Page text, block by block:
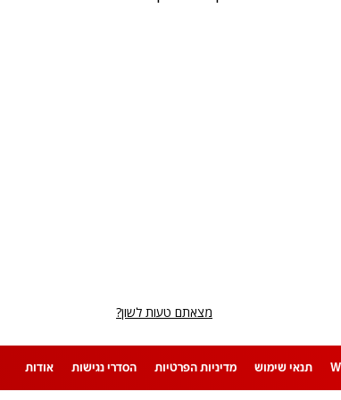
מצאתם טעות לשון?
תנאי שימוש מדיניות הפרטיות הסדרי נגישות אודות